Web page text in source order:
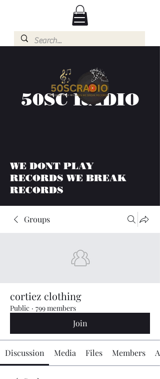
50SC RADIO
WE DONT PLAY
RECORDS WE BREAK
RECORDS
Groups
cortiez clothing
Public · 799 members
Join
Discussion Media Files Members